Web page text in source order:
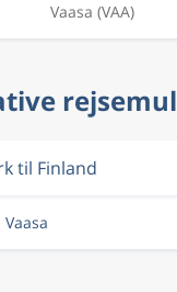
Vaasa (VAA)
til Finland